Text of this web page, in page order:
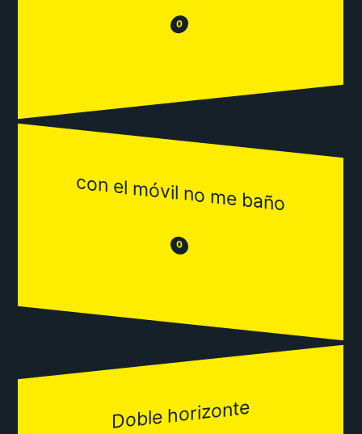
😒 0 😂
con el móvil no me baño
😒 0 😂
Doble horizonte